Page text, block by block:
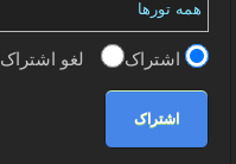
اشتراک لغو اشتراک
اشتراک